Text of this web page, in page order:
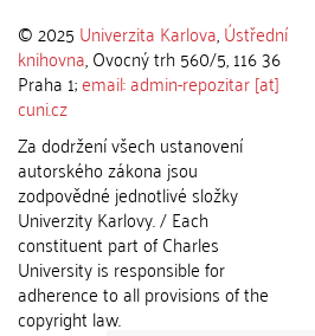
© 2025 Univerzita Karlova,Ústřední
knihovna, Ovocný trh 560/5, 116 36
Praha 1;email: admin-repozitar [at]
cuni.cz
Za dodržení všech ustanovení
autorského zákona jsou
zodpovědné jednotlivé složky
Univerzity Karlovy. / Each
constituent part of Charles
University is responsible for
adherence to all provisions of the
copyright law.